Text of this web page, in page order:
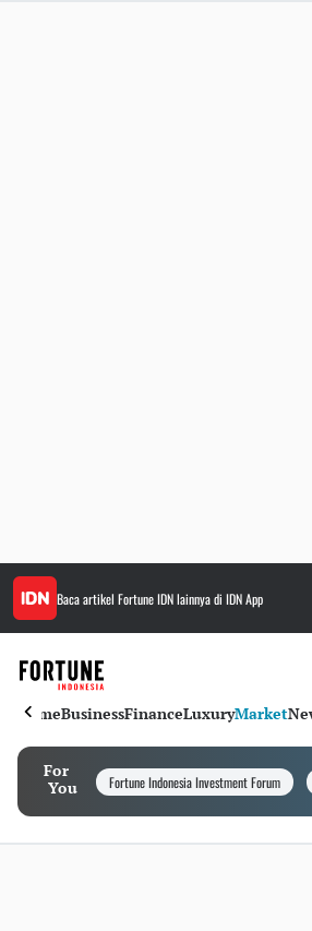
Baca artikel Fortune IDNlainnya di IDN App
HomeBusinessFinanceLuxuryMarket
For
You
Fortune Indonesia Investment Forum